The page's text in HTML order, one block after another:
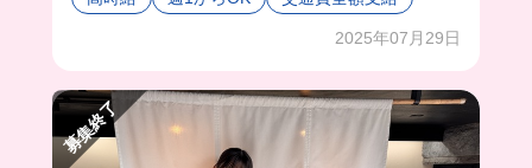
メバイトちゃんから応募してくれたんだって！🥹
一緒にオープニングスタッフやってみない❓💫
2025年07月29日
募集終了